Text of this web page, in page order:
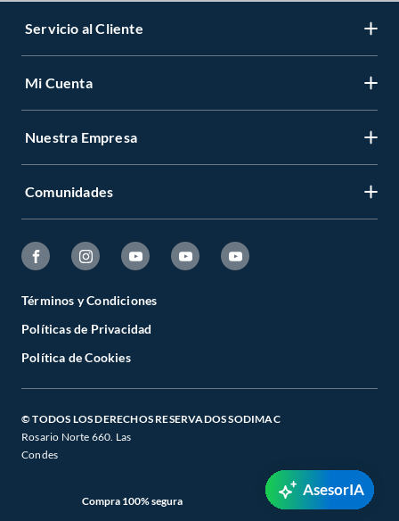
Servicio al Cliente
Mi Cuenta
Nuestra Empresa
Comunidades
Términos y Condiciones
Políticas de Privacidad
Política de Cookies
© TODOS LOS DERECHOS RESERVADOS SODIMAC
Rosario Norte 660. Las
Condes
Compra 100% segura
AsesorIA